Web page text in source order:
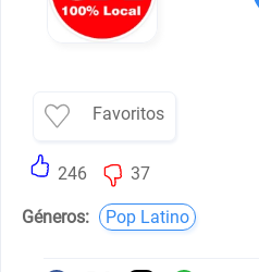
Favoritos
246 37
Géneros: Pop Latino